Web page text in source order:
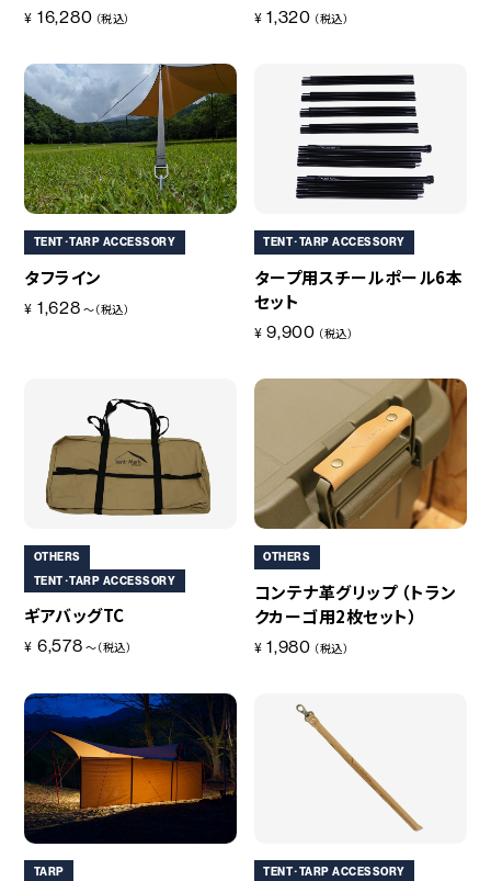
¥ 16,280 （税込） ¥ 1,320 （税込）
TENT･TARP ACCESSORY
タフライン
¥ 1,628 ～（税込）
TENT･TARP ACCESSORY
タープ用スチールポール6本
セット
¥ 9,900 （税込）
OTHERS
TENT･TARP ACCESSORY
ギアバッグTC
¥ 6,578 ～（税込）
OTHERS
コンテナ革グリップ （トラン
クカーゴ用2枚セット）
¥ 1,980 （税込）
TARP TENT･TARP ACCESSORY